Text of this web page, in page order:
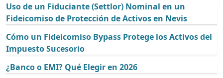
Uso de un Fiduciante (Settlor) Nominal en un
Fideicomiso de Protección de Activos en Nevis
Cómo un Fideicomiso Bypass Protege los Activos del
Impuesto Sucesorio
¿Banco o EMI? Qué Elegir en 2026